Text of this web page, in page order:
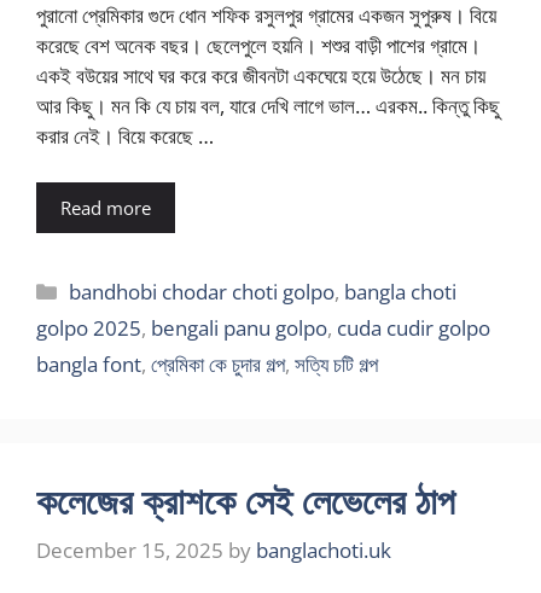
পুরানো প্রেমিকার গুদে ধোন শফিক রসুলপুর গ্রামের একজন সুপুরুষ। বিয়ে
করেছে বেশ অনেক বছর। ছেলেপুলে হয়নি। শশুর বাড়ী পাশের গ্রামে।
একই বউয়ের সাথে ঘর করে করে জীবনটা একঘেয়ে হয়ে উঠেছে। মন চায়
আর কিছু। মন কি যে চায় বল, যারে দেখি লাগে ভাল… এরকম.. কিন্তু কিছু
করার নেই। বিয়ে করেছে …
Read more
Categories
bandhobi chodar choti golpo, bangla choti
golpo 2025, bengali panu golpo, cuda cudir golpo
bangla font, প্রেমিকা কে চুদার গল্প, সত্যি চটি গল্প
কলেজের ক্রাশকে সেই লেভেলের ঠাপ
December 15, 2025 by banglachoti.uk